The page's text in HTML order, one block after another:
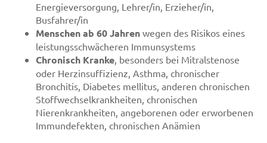
Energieversorgung, Lehrer/in, Erzieher/in,
Busfahrer/in
Menschen ab 60 Jahren wegen des Risikos eines
leistungsschwächeren Immunsystems
Chronisch Kranke, besonders bei Mitralstenose
oder Herzinsuffizienz, Asthma, chronischer
Bronchitis, Diabetes mellitus, anderen chronischen
Stoffwechselkrankheiten, chronischen
Nierenkrankheiten, angeborenen oder erworbenen
Immundefekten, chronischen Anämien